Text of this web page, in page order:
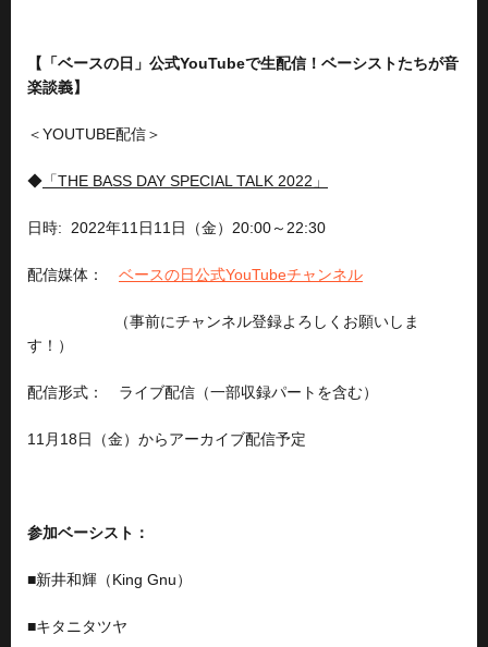
【「ベースの日」公式YouTubeで生配信！ベーシストたちが音
楽談義】
＜YOUTUBE配信＞
◆ 「THE BASS DAY SPECIAL TALK 2022」
日時: 2022年11日11日（金）20:00～22:30
配信媒体： ベースの日公式YouTubeチャンネル
（事前にチャンネル登録よろしくお願いしま
す！）
配信形式： ライブ配信（一部収録パートを含む）
11月18日（金）からアーカイブ配信予定
参加ベーシスト：
■新井和輝（King Gnu）
■キタニタツヤ